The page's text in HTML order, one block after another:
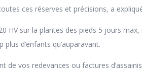
ces réserves et précisions, a
HV sur la plantes des pieds 5 jours
d’enfants qu’auparavant.
de vos redevances ou factures